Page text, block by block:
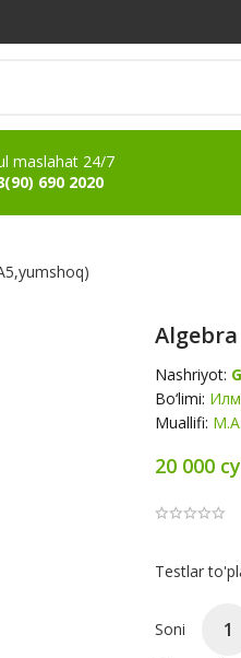
maslahat 24/7
690 2020
Nashriyot:
Bo‘limi:
Muallifi:
20 000
Testlar
Soni